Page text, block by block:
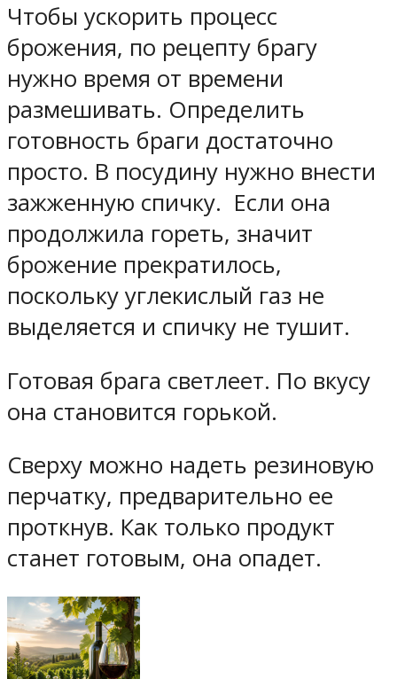
Чтобы ускорить процесс
брожения, по рецепту брагу
нужно время от времени
размешивать. Определить
готовность браги достаточно
просто. В посудину нужно внести
зажженную спичку. Если она
продолжила гореть, значит
брожение прекратилось,
поскольку углекислый газ не
выделяется и спичку не тушит.
Готовая брага светлеет. По вкусу
она становится горькой.
Сверху можно надеть резиновую
перчатку, предварительно ее
проткнув. Как только продукт
станет готовым, она опадет.